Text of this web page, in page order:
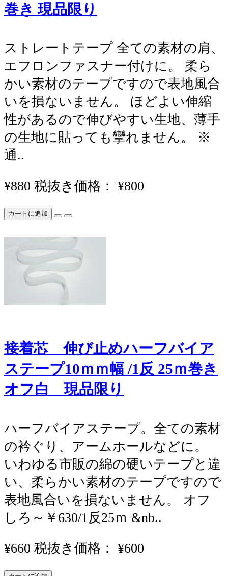
巻き 現品限り
ストレートテープ 全ての素材の肩、
エフロンファスナー付けに。 柔ら
かい素材のテープですので表地風合
いを損ないません。 ほどよい伸縮
性があるので伸びやすい生地、薄手
の生地に貼っても攣れません。 ※
通..
¥880 税抜き価格： ¥800
カートに追加
接着芯 伸び止めハーフバイア
ステープ10ｍｍ幅 /1反 25ｍ巻き
オフ白 現品限り
ハーフバイアステープ。全ての素材
の衿ぐり、アームホールなどに。
いわゆる市販の綿の硬いテープと違
い、柔らかい素材のテープですので
表地風合いを損ないません。 オフ
しろ～￥630/1反25ｍ &nb..
¥660 税抜き価格： ¥600